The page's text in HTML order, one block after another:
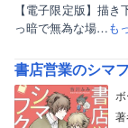
【電子限定版】描
っ暗で無為な場…も
書店営業のシマ